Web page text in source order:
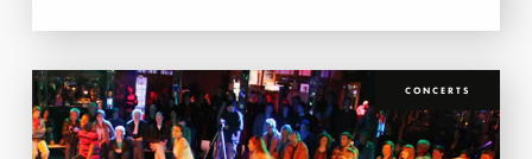
CONCERTS